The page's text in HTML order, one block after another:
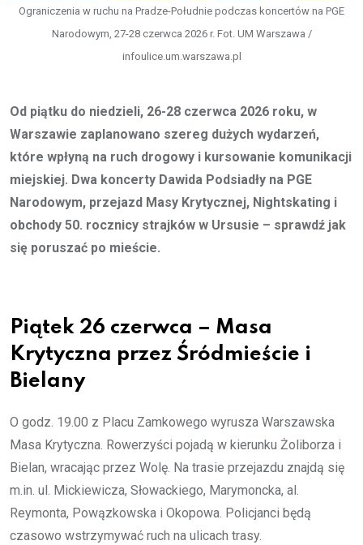
Ograniczenia w ruchu na Pradze-Południe podczas koncertów na PGE
Narodowym, 27-28 czerwca 2026 r. Fot. UM Warszawa /
infoulice.um.warszawa.pl
Od piątku do niedzieli, 26-28 czerwca 2026 roku, w
Warszawie zaplanowano szereg dużych wydarzeń,
które wpłyną na ruch drogowy i kursowanie komunikacji
miejskiej. Dwa koncerty Dawida Podsiadły na PGE
Narodowym, przejazd Masy Krytycznej, Nightskating i
obchody 50. rocznicy strajków w Ursusie – sprawdź jak
się poruszać po mieście.
Piątek 26 czerwca – Masa
Krytyczna przez Śródmieście i
Bielany
O godz. 19.00 z Placu Zamkowego wyrusza Warszawska
Masa Krytyczna. Rowerzyści pojadą w kierunku Żoliborza i
Bielan, wracając przez Wolę. Na trasie przejazdu znajdą się
m.in. ul. Mickiewicza, Słowackiego, Marymoncka, al.
Reymonta, Powązkowska i Okopowa. Policjanci będą
czasowo wstrzymywać ruch na ulicach trasy.